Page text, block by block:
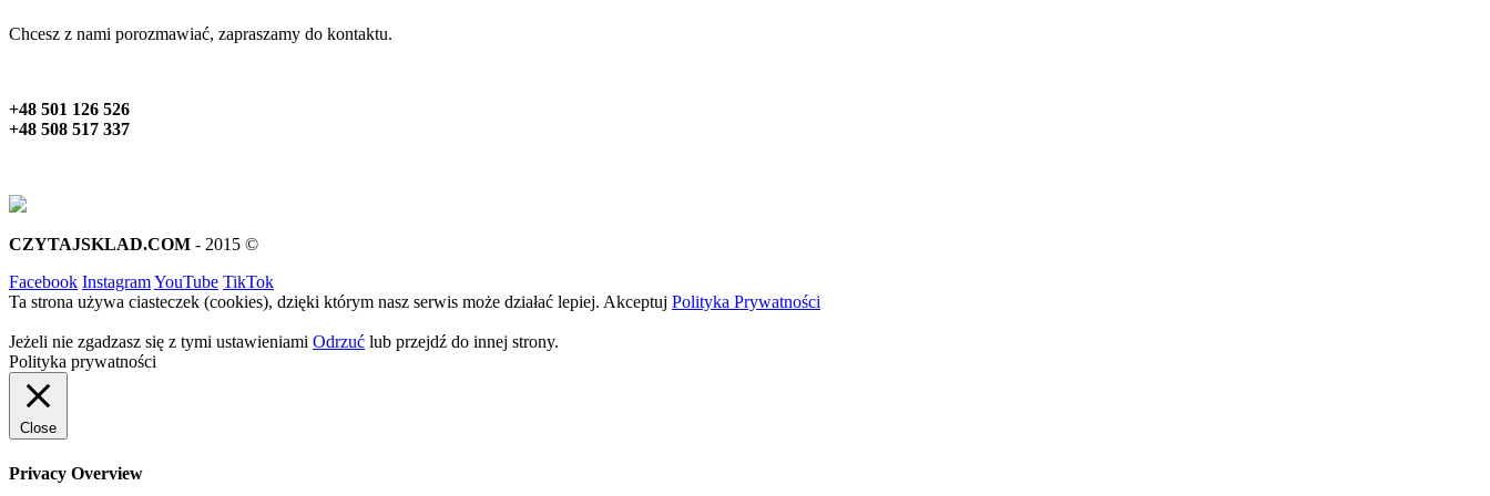
Chcesz z nami porozmawiać, zapraszamy do kontaktu.
+48 501 126 526
+48 508 517 337
CZYTAJSKLAD.COM - 2015 ©
Facebook InstagramYouTube TikTok
Ta strona używa ciasteczek (cookies), dzięki którym nasz serwis może działać lepiej. Akceptuj Polityka Prywatności
Jeżeli nie zgadzasz się z tymi ustawieniami Odrzuć lub przejdź do innej strony.
Polityka prywatności
Close
Privacy Overview